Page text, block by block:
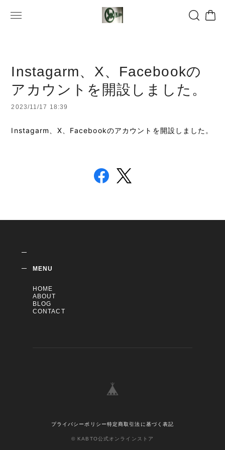
Instagarm、X、Facebookの
アカウントを開設しました。
2023/11/17 18:39
Instagarm、X、Facebookのアカウントを開設しました。
MENU
HOME
ABOUT
BLOG
CONTACT
プライバシーポリシー特定商取引法に基づく表記
© KABTO公式オンラインストア